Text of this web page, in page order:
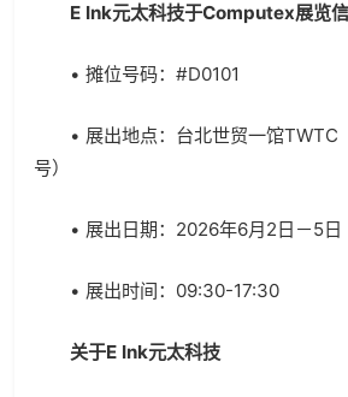
E Ink元太科技于Computex展览
• 摊位号码：#D0101
• 展出地点：台北世贸一馆TWTC
号）
• 展出日期：2026年6月2日－5日
• 展出时间：09:30-17:30
关于E Ink元太科技